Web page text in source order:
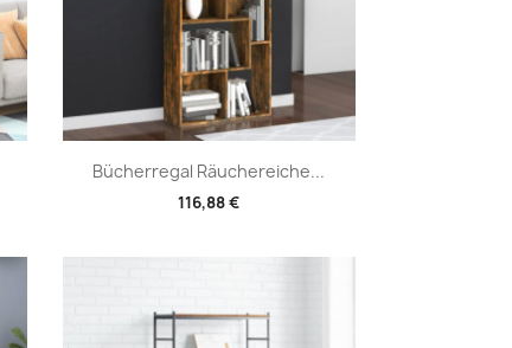
Bücherregal Räuchereiche...
116,88 €
Vorschau